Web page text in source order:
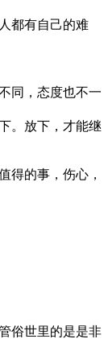
都有自己的难
同，态度也不一
。放下，才能继
得的事，伤心，
俗世里的是是非